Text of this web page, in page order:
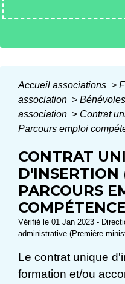
Accueil associations >
association >
association > Contrat
Parcours emploi
CONTRAT
D'INSERTION
PARCOURS
Vérifié le 01 Jan 2023 -
administrative (Première
Le contrat unique
formation et/ou